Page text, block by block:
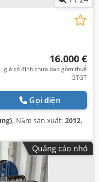
16.000 €
giá cố định chưa bao gồm thuế
GTGT
Gọi điện
, Năm sản xuất: 2012,
Quảng cáo nhỏ